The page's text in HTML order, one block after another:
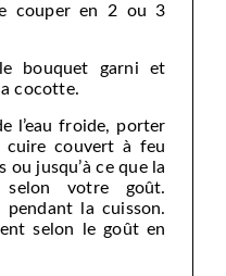
couper en 2 ou 3
bouquet garni et
cocotte.
l’eau froide, porter
couvert à feu
jusqu’à ce que la
votre goût.
pendant la cuisson.
selon le goût en